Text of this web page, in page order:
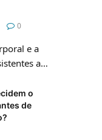
0
e a
a…
o
de